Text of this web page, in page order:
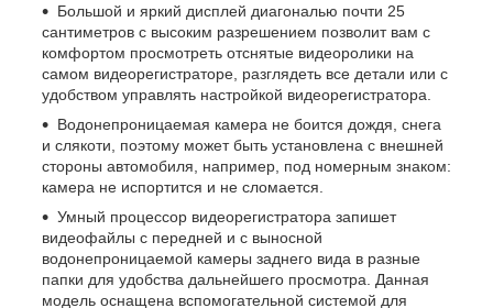
Большой и яркий дисплей диагональю почти 25
сантиметров с высоким разрешением позволит вам с
комфортом просмотреть отснятые видеоролики на
самом видеорегистраторе, разглядеть все детали или с
удобством управлять настройкой видеорегистратора.
Водонепроницаемая камера не боится дождя, снега
и слякоти, поэтому может быть установлена с внешней
стороны автомобиля, например, под номерным знаком:
камера не испортится и не сломается.
Умный процессор видеорегистратора запишет
видеофайлы с передней и с выносной
водонепроницаемой камеры заднего вида в разные
папки для удобства дальнейшего просмотра. Данная
модель оснащена вспомогательной системой для